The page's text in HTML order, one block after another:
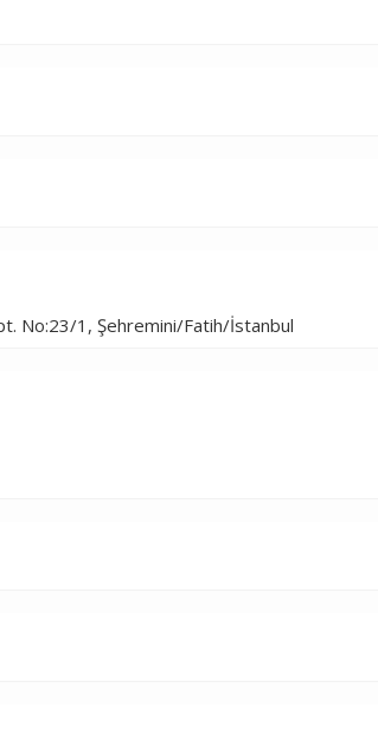
No:23/1, Şehremini/Fatih/İstanbul